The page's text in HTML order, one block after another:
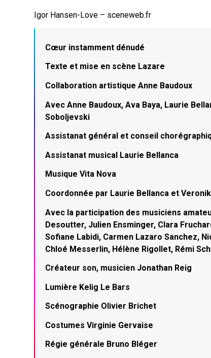
Igor Hansen-Love – sceneweb.fr
Cœur instamment dénudé
Texte et mise en scène Lazare
Collaboration artistique Anne Baudoux
Avec Anne Baudoux, Ava Baya, Laurie
Soboljevski
Assistanat général et conseil
Assistanat musical Laurie Bellanca
Musique Vita Nova
Coordonnée par Laurie Bellanca et
Avec la participation des musiciens
Desoutter, Julien Ensminger, Clara
Sofiane Labidi, Carmen Lazaro Sanchez,
Chloé Messerlin, Hélène Rigollet, Rémi
Créateur son, musicien Jonathan Reig
Lumière Kelig Le Bars
Scénographie Olivier Brichet
Costumes Virginie Gervaise
Régie générale Bruno Bléger